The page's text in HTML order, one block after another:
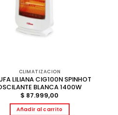
CLIMATIZACION
LILIANA CIG100N SPINHOT
BLANCA 1400W
$ 87.999,00
Añadir al carrito